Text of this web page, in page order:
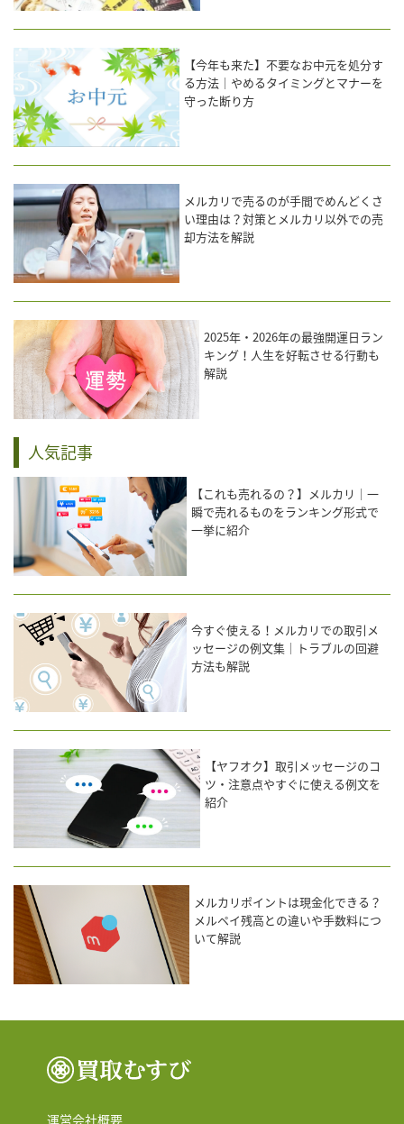
【今年も来た】不要なお中元を処分す
る方法｜やめるタイミングとマナーを
守った断り方
メルカリで売るのが手間でめんどくさ
い理由は？対策とメルカリ以外での売
却方法を解説
2025年・2026年の最強開運日ラン
キング！人生を好転させる行動も
解説
人気記事
【これも売れるの？】メルカリ｜一
瞬で売れるものをランキング形式で
一挙に紹介
今すぐ使える！メルカリでの取引メ
ッセージの例文集｜トラブルの回避
方法も解説
【ヤフオク】取引メッセージのコ
ツ・注意点やすぐに使える例文を
紹介
メルカリポイントは現金化できる？
メルペイ残高との違いや手数料につ
いて解説
運営会社概要